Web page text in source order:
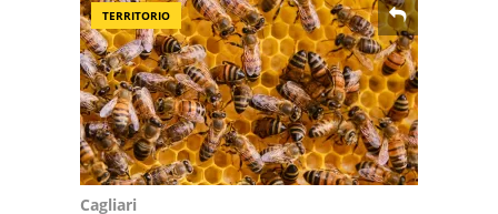
TERRITORIO
Cagliari